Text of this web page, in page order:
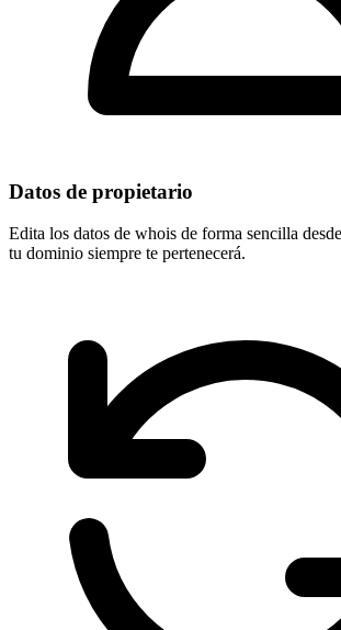
Datos de propietario
Edita los datos de whois de forma sencilla
tu dominio siempre te pertenecerá.